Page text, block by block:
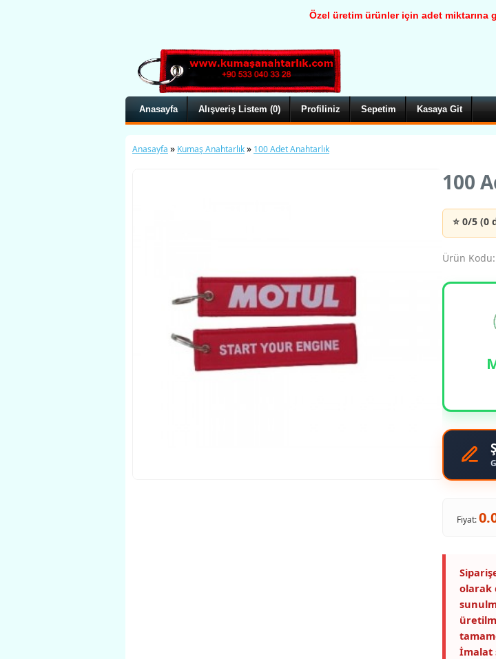
Özel üretim ürünler için adet miktarına
Anasayfa Alışveriş Listem (0) Profiliniz Sepetim Kasaya Git
Anasayfa » Kumaş Anahtarlık» 100 Adet Anahtarlık
100
⭐ 0/5 (0
Ürün Kodu:
Fiyat:
olarak
İmalat